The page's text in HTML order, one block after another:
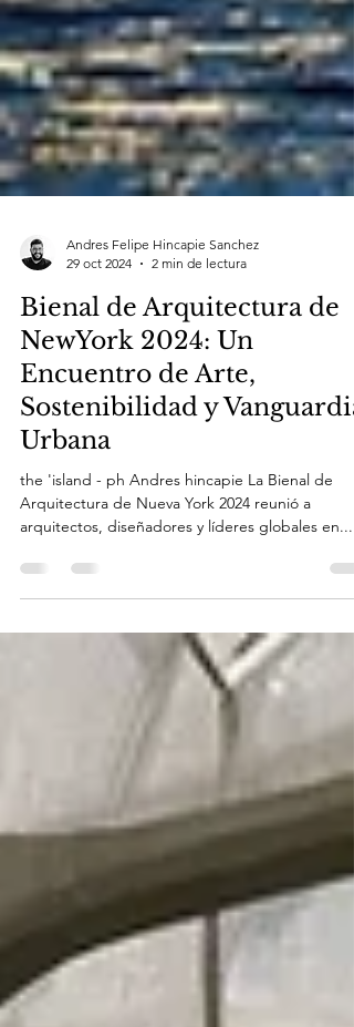
Andres Felipe Hincapie Sanchez
29 oct 2024
2 min de lectura
Bienal de Arquitectura de
NewYork 2024: Un
Encuentro de Arte,
Sostenibilidad y Vanguardia
Urbana
the 'island - ph Andres hincapie La Bienal de
arquitectos, diseñadores y líderes globales en...